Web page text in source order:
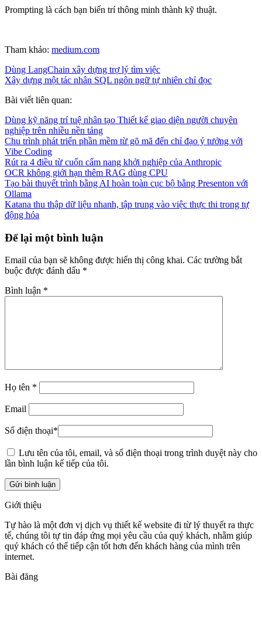
Prompting là cách bạn biến trí thông minh thành kỹ thuật.
Tham khảo: medium.com
Dùng LangChain xây dựng trợ lý tìm việc
Xây dựng một tác nhân SQL ngôn ngữ tự nhiên chỉ đọc
Bài viết liên quan:
Dùng kỹ năng trí tuệ nhân tạo Thiết kế giao diện người chuyên
nghiệp trên nhiều nền tảng
Chu trình phát triển phần mềm từ gõ mã đến chỉ đạo ý tưởng với
Vibe Coding
Rút ra 4 điều từ cuốn cẩm nang khởi nghiệp của Anthropic
OCR không giới hạn thêm RAG dùng CPU
Tạo bài thuyết trình bằng AI hoàn toàn cục bộ bằng Presenton với
Ollama
Katana thu thập dữ liệu nhanh, tập trung vào việc thực thi trong tự
động hóa
Để lại một bình luận
Email của bạn sẽ không được hiển thị công khai. Các trường bắt
buộc được đánh dấu *
Bình luận *
Họ tên *
Email
Số điện thoại*
Lưu tên của tôi, email, và số điện thoại trong trình duyệt này cho
lần bình luận kế tiếp của tôi.
Giới thiệu
Tự hào là một đơn vị dịch vụ thiết kế website đi từ lý thuyết ra thực
tế, chúng tôi tự tin đáp ứng mọi yêu cầu của quý khách, nhằm giúp
quý khách có thể tiếp cận tốt hơn đến khách hàng của mình trên
internet.
Bài đăng